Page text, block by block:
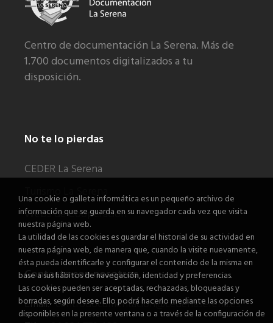
Centro de documentación La Serena. Más de
1.700 documentos digitalizados a tu
disposición.
No te lo pierdas
CEDER La Serena
Turismo La Serena
Webs de Cooperación
Contacta con nosotros
Email: centrodocumentacion@cederlaserena.es
Una cookie o galleta informática es un pequeño archivo de
información que se guarda en su navegador cada vez que visita
nuestra página web.
La utilidad de las cookies es guardar el historial de su actividad en
nuestra página web, de manera que, cuando la visite nuevamente,
ésta pueda identificarle y configurar el contenido de la misma en
base a sus hábitos de navegación, identidad y preferencias.
Las cookies pueden ser aceptadas, rechazadas, bloqueadas y
borradas, según desee. Ello podrá hacerlo mediante las opciones
disponibles en la presente ventana o a través de la configuración de